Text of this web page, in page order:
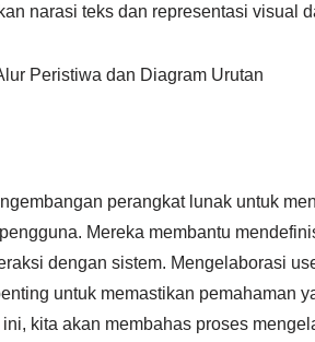
narasi teks dan representasi visual
Peristiwa dan Diagram Urutan
perangkat lunak untuk
Mereka membantu
dengan sistem. Mengelaborasi
untuk memastikan pemahaman
kita akan membahas proses